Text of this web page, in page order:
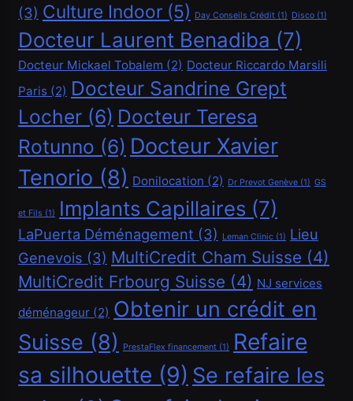
Financement
Comment obtenir un crédit Bancaire en Suisse ?
Juin 20, 2026
Demander un crédit de 20000 CHF
Juin 20, 2026
(3) Culture Indoor (5) Day Conseils Crédit (1) Disco (1)
Docteur Laurent Benadiba (7)
Docteur Mickael Tobalem (2) Docteur Riccardo Marsili
Paris (2) Docteur Sandrine Grept
Locher (6) Docteur Teresa
Rotunno (6) Docteur Xavier
Tenorio (8) Donilocation (2) Dr Prevot Genève (1) GS
et Fils (1) Implants Capillaires (7)
LaPuerta Déménagement (3) Leman Clinic (1) Lieu
Genevois (3) MultiCredit Cham Suisse (4)
MultiCredit Frbourg Suisse (4) NJ services
déménageur (2) Obtenir un crédit en
Suisse (8) PrestaFlex financement (1)
Refaire
sa silhouette (9) Se refaire les